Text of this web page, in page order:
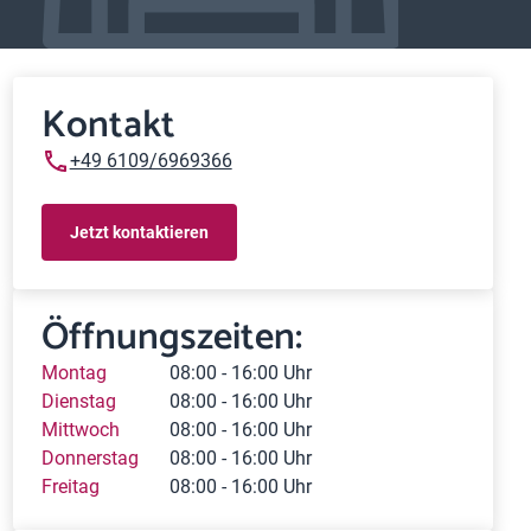
Kontakt
+49 6109/6969366
Jetzt kontaktieren
Öffnungszeiten:
Montag
08:00 - 16:00 Uhr
Dienstag
08:00 - 16:00 Uhr
Mittwoch
08:00 - 16:00 Uhr
Donnerstag
08:00 - 16:00 Uhr
Freitag
08:00 - 16:00 Uhr